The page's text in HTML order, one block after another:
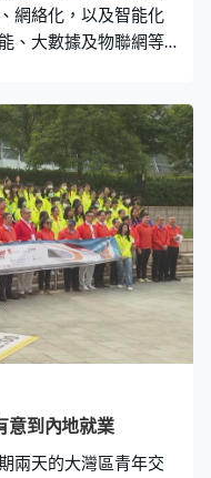
網絡化，以及智能化
、大數據及物聯網等
加工及配套企業，産業
「中國首飾之都」。
到內地就業
兩天的大灣區青年交